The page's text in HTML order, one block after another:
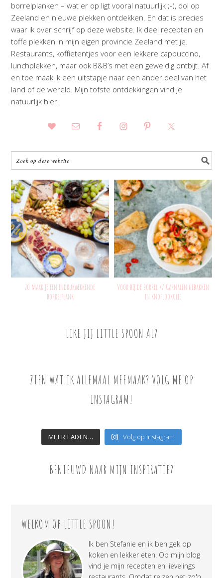
borrelplanken – wat er op ligt vooral natuurlijk ;-), dol op
Zeeland en nieuwe plekken ontdekken. En dat is precies
waar ik over schrijf op deze website. Ik deel recepten en
toffe plekken in mijn eigen provincie Zeeland met je.
Restaurants, koffietentjes voor een lekkere cappuccino,
lunchplekken, maar ook B&B’s met een geweldig ontbijt. Af
en toe maak ik een uitstapje naar een ander deel van het
land of de wereld. Mijn tofste ontdekkingen vind je
natuurlijk hier.
Zo maak je een indrukwekkende
borrelplank
Voor bij de borrel // Garnalen gebakken
in knoflookolie
LIKE JIJ LITTLE SPOON AL?
ZIEN WAT IK ALLEMAAL MEEMAAK? VOLG ME OP
INSTAGRAM!
MEER LADEN... Volg op Instagram
BENIEUWD NAAR MIJN INSPIRATIE?
WELKOM OP LITTLE SPOON!
Ik ben Stefanie en ik ben gek op
koken en lekker eten. Op mijn blog
vind je mijn recepten en lievelings